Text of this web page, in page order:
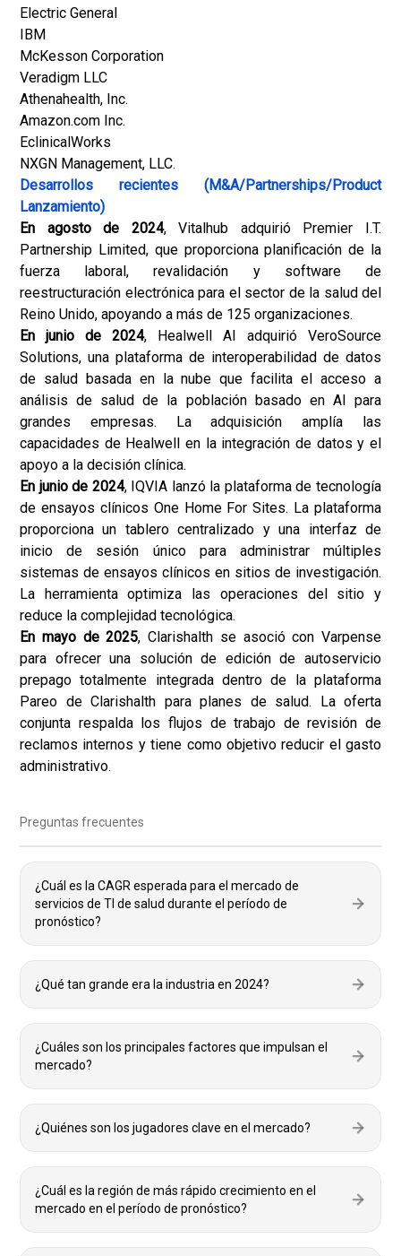
Electric General
IBM
McKesson Corporation
Veradigm LLC
Athenahealth, Inc.
Amazon.com Inc.
EclinicalWorks
NXGN Management, LLC.
Desarrollos recientes (M&A/Partnerships/Product
Lanzamiento)
En agosto de 2024, Vitalhub adquirió Premier I.T.
Partnership Limited, que proporciona planificación de la
fuerza laboral, revalidación y software de
reestructuración electrónica para el sector de la salud del
Reino Unido, apoyando a más de 125 organizaciones.
En junio de 2024, Healwell AI adquirió VeroSource
Solutions, una plataforma de interoperabilidad de datos
de salud basada en la nube que facilita el acceso a
análisis de salud de la población basado en AI para
grandes empresas. La adquisición amplía las
capacidades de Healwell en la integración de datos y el
apoyo a la decisión clínica.
En junio de 2024, IQVIA lanzó la plataforma de tecnología
de ensayos clínicos One Home For Sites. La plataforma
proporciona un tablero centralizado y una interfaz de
inicio de sesión único para administrar múltiples
sistemas de ensayos clínicos en sitios de investigación.
La herramienta optimiza las operaciones del sitio y
reduce la complejidad tecnológica.
En mayo de 2025, Clarishalth se asoció con Varpense
para ofrecer una solución de edición de autoservicio
prepago totalmente integrada dentro de la plataforma
Pareo de Clarishalth para planes de salud. La oferta
conjunta respalda los flujos de trabajo de revisión de
reclamos internos y tiene como objetivo reducir el gasto
administrativo.
Preguntas frecuentes
¿Cuál es la CAGR esperada para el mercado de
servicios de TI de salud durante el período de
pronóstico?
¿Qué tan grande era la industria en 2024?
¿Cuáles son los principales factores que impulsan el
mercado?
¿Quiénes son los jugadores clave en el mercado?
¿Cuál es la región de más rápido crecimiento en el
mercado en el período de pronóstico?